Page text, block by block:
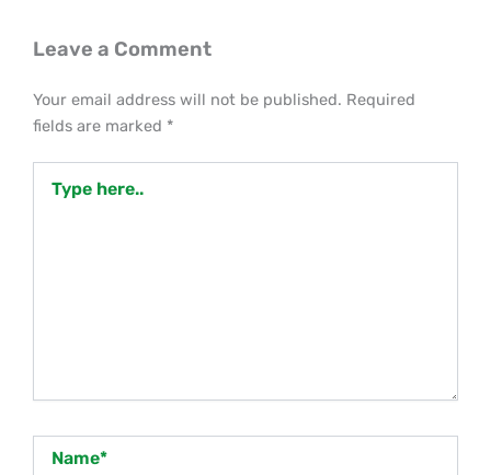
Leave a Comment
Your email address will not be published. Required
fields are marked *
here..